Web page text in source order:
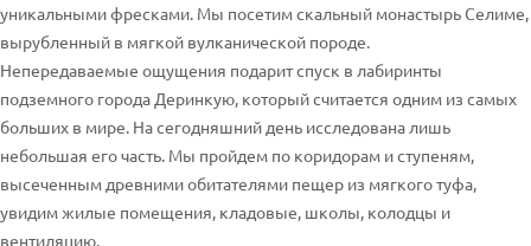
уникальными фресками. Мы посетим скальный монастырь Селиме,
вырубленный в мягкой вулканической породе.
Непередаваемые ощущения подарит спуск в лабиринты
подземного города Деринкую, который считается одним из самых
больших в мире. На сегодняшний день исследована лишь
небольшая его часть. Мы пройдем по коридорам и ступеням,
высеченным древними обитателями пещер из мягкого туфа,
увидим жилые помещения, кладовые, школы, колодцы и
вентиляцию.